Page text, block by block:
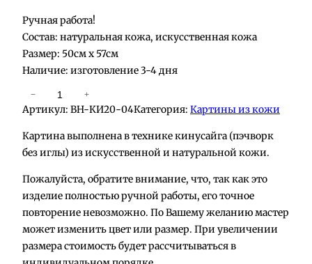
Ручная работа!
Состав: натуральная кожа, искусственная кожа
Размер: 50см х 57см
Наличие: изготовление 3-4 дня
о
л
и
е
с
т
в
о
− +
Артикул: BH-КИ20-04Категория: Картины из кожи
Картина выполнена в технике кинусайга (пэчворк
без иглы) из искусственной и натуральной кожи.
Пожалуйста, обратите внимание, что, так как это
изделие полностью ручной работы, его точное
повторение невозможно. По Вашему желанию мастер
может изменить цвет или размер. При увеличении
размера стоимость будет рассчитываться в